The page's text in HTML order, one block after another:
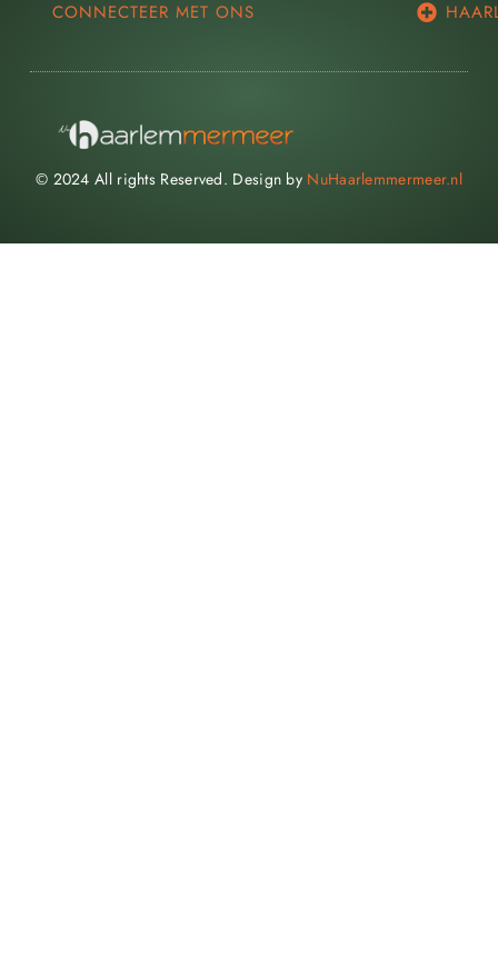
CONNECTEER MET ONS
© 2024 All rights Reserved. Design by NuHaarlemmermeer.nl